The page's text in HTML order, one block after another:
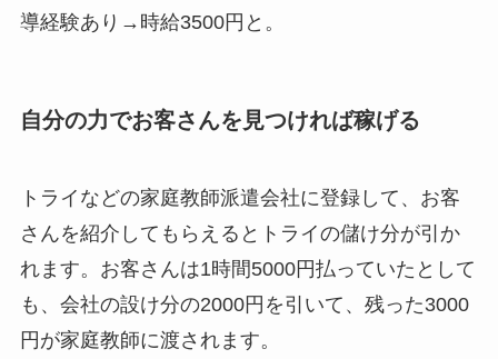
導経験あり→時給3500円と。
自分の力でお客さんを見つければ稼げる
トライなどの家庭教師派遣会社に登録して、お客
さんを紹介してもらえるとトライの儲け分が引か
れます。お客さんは1時間5000円払っていたとして
も、会社の設け分の2000円を引いて、残った3000
円が家庭教師に渡されます。